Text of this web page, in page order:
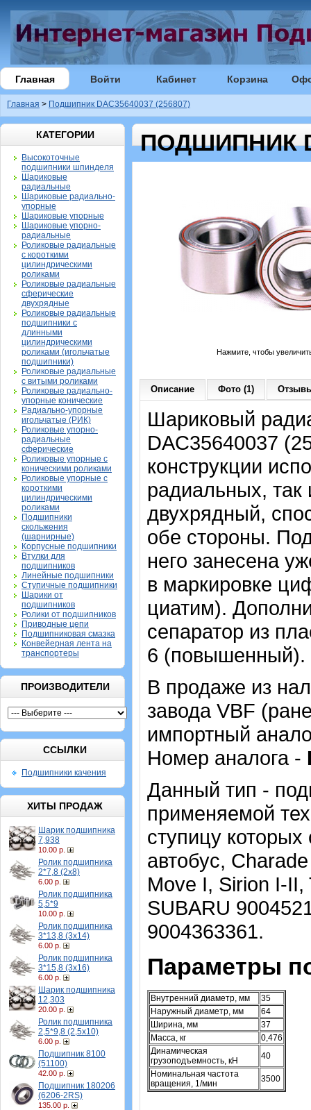
Главная Войти Кабинет Корзина
Главная > Подшипник DAC35640037 (256807)
КАТЕГОРИИ
Высокоточные
подшипники шпинделя
Шариковые
радиальные
Шариковые радиально-
упорные
Шариковые упорные
Шариковые упорно-
радиальные
Роликовые радиальные
с короткими
цилиндрическими
роликами
Роликовые радиальные
сферические
двухрядные
Роликовые радиальные
подшипники с
длинными
цилиндрическими
роликами (игольчатые
подшипники)
Роликовые радиальные
с витыми роликами
Роликовые радиально-
упорные конические
Радиально-упорные
игольчатые (РИК)
Роликовые упорно-
радиальные
сферические
Роликовые упорные с
коническими роликами
Роликовые упорные с
короткими
цилиндрическими
роликами
Подшипники
скольжения
(шарнирные)
Корпусные подшипники
Втулки для
подшипников
Линейные подшипники
Ступичные подшипники
Шарики от
подшипников
Ролики от подшипников
Приводные цепи
Подшипниковая смазка
Конвейерная лента на
транспортеры
ПРОИЗВОДИТЕЛИ
ССЫЛКИ
Подшипники качения
ХИТЫ ПРОДАЖ
Шарик подшипника
7,938
10.00 р.
Ролик подшипника
2*7,8 (2х8)
6.00 р.
Ролик подшипника
5,5*9
10.00 р.
Ролик подшипника
3*13,8 (3х14)
6.00 р.
Ролик подшипника
3*15,8 (3х16)
6.00 р.
Шарик подшипника
12,303
20.00 р.
Ролик подшипника
2,5*9,8 (2,5х10)
6.00 р.
Подшипник 8100
(51100)
42.00 р.
Подшипник 180206
(6206-2RS)
135.00 р.
ПОДШИПНИК
Нажмите, чтобы
Описание Фото (1)
Шариковый
DAC35640037
конструкции
радиальных, так
двухрядный,
обе стороны.
него занесена
в маркировке
циатим).
сепаратор из
6 (повышенный).
В продаже из
завода VBF
импортный
Номер аналога -
Данный тип -
применяемой
ступицу
автобус,
Move I, Sirion I-
SUBARU
9004363361.
Параметры
Внутренний диаметр, мм
35
Наружный диаметр, мм
64
Ширина, мм
37
Масса, кг
0,476
Динамическая
грузоподъемность, кН
40
Номинальная частота
вращения, 1/мин
3500